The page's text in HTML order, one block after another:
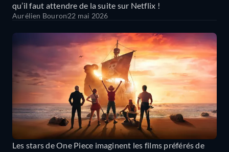
qu’il faut attendre de la suite sur Netflix !
Aurélien Bouron22 mai 2026
Les stars de One Piece imaginent les films préférés de